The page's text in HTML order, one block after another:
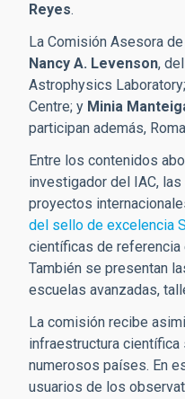
Reyes.
La Comisión Asesora
Nancy A. Levenson,
Astrophysics Laboratory;
Centre; y Minia
participan además,
Entre los contenidos
investigador del IAC,
proyectos
del sello de excelencia
científicas de referencia
También se presentan
escuelas avanzadas,
La comisión recibe
infraestructura
numerosos países. En
usuarios de los